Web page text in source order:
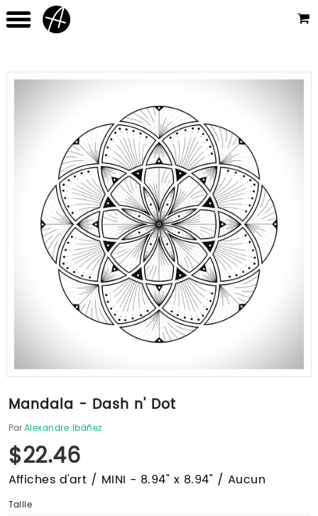
Mandala - Dash n' Dot
ParAlexandre Ibáñez
$22.46
Affiches d'art / MINI - 8.94" x 8.94" / Aucun
Taille